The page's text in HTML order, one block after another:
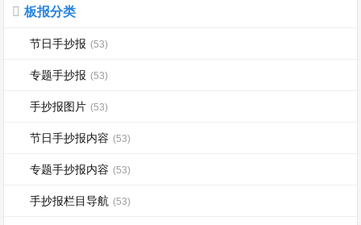
板报分类
节日手抄报 (53)
专题手抄报 (53)
手抄报图片 (53)
节日手抄报内容 (53)
专题手抄报内容 (53)
手抄报栏目导航 (53)